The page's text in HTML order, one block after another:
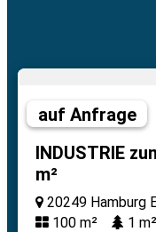
auf Anfrage
INDUSTRIE
m²
20249 Hamburg
100 m²
1 m²